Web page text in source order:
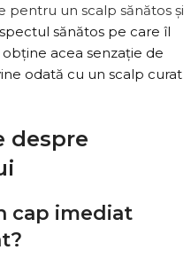
pentru un scalp sănătos și
sănătos pe care îl
acea senzație de
odată cu un scalp curat
despre
cap imediat